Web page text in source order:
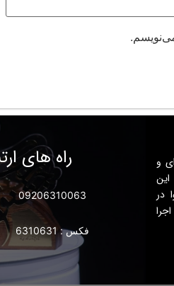
و
در
راه های
09206310063
فکس : 6310631